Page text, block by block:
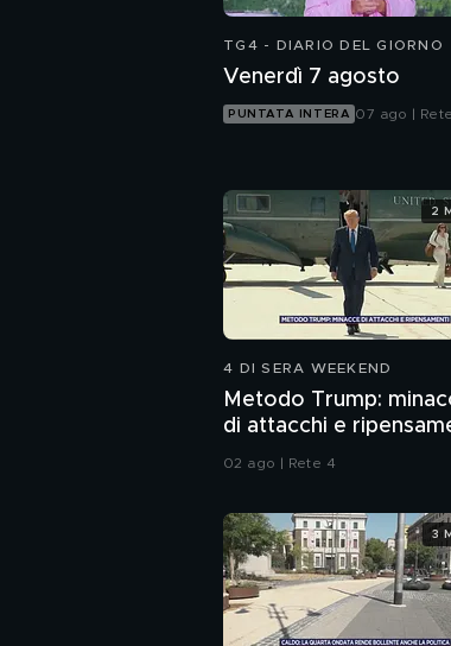
TG4 - DIARIO DEL GIORNO
Venerdì 7 agosto
PUNTATA INTERA 07 ago |
4 DI SERA WEEKEND
Metodo Trump:
di attacchi e
02 ago | Rete 4
2
3